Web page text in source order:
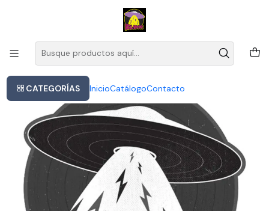
CATEGORÍAS InicioCatálogoContacto
Este es el texto del slide